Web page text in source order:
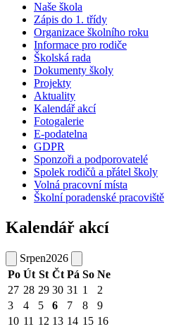
Naše škola
Zápis do 1. třídy
Organizace školního roku
Informace pro rodiče
Školská rada
Dokumenty školy
Projekty
Aktuality
Kalendář akcí
Fotogalerie
E-podatelna
GDPR
Sponzoři a podporovatelé
Spolek rodičů a přátel školy
Volná pracovní místa
Školní poradenské pracoviště
Kalendář akcí
Srpen2026
Po Út St Čt Pá So Ne
27 28 29 30 31 1
2
3
4 5 6 7 8
9
10 11 12 13 14 15 16